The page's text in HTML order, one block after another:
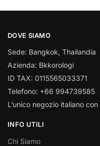
DOVE SIAMO
Sede: Bangkok, Thailandia
Azienda: Bkkorologi
ID TAX: 0115565033371
Telefono: +66 994739585
L’unico negozio italiano
INFO UTILI
Chi Siamo